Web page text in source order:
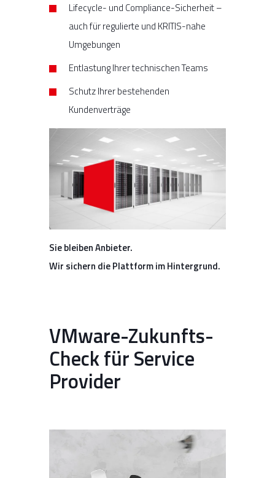
Sie bleiben Anbieter.
Wir sichern die Plattform im Hintergrund.
Lifecycle- und Compliance-Sicherheit –
auch für regulierte und KRITIS-nahe
Umgebungen
Entlastung Ihrer technischen Teams
Schutz Ihrer bestehenden
Kundenverträge
VMware-Zukunfts-
Check für Service
Provider